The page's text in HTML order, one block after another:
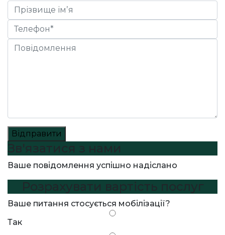
Відправити
Зв'язатися з нами
Ваше повідомлення успішно надіслано
Розрахувати вартість послуг
Ваше питання стосується мобілізації?
Так